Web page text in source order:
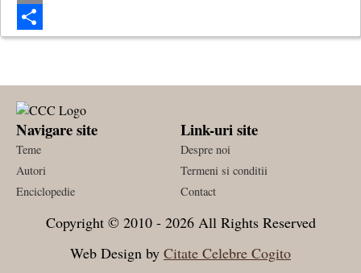
Email
Share
Navigare site
Teme
Autori
Enciclopedie
Link-uri site
Despre noi
Termeni si conditii
Contact
Copyright © 2010 - 2026 All Rights Reserved
Web Design by Citate Celebre Cogito